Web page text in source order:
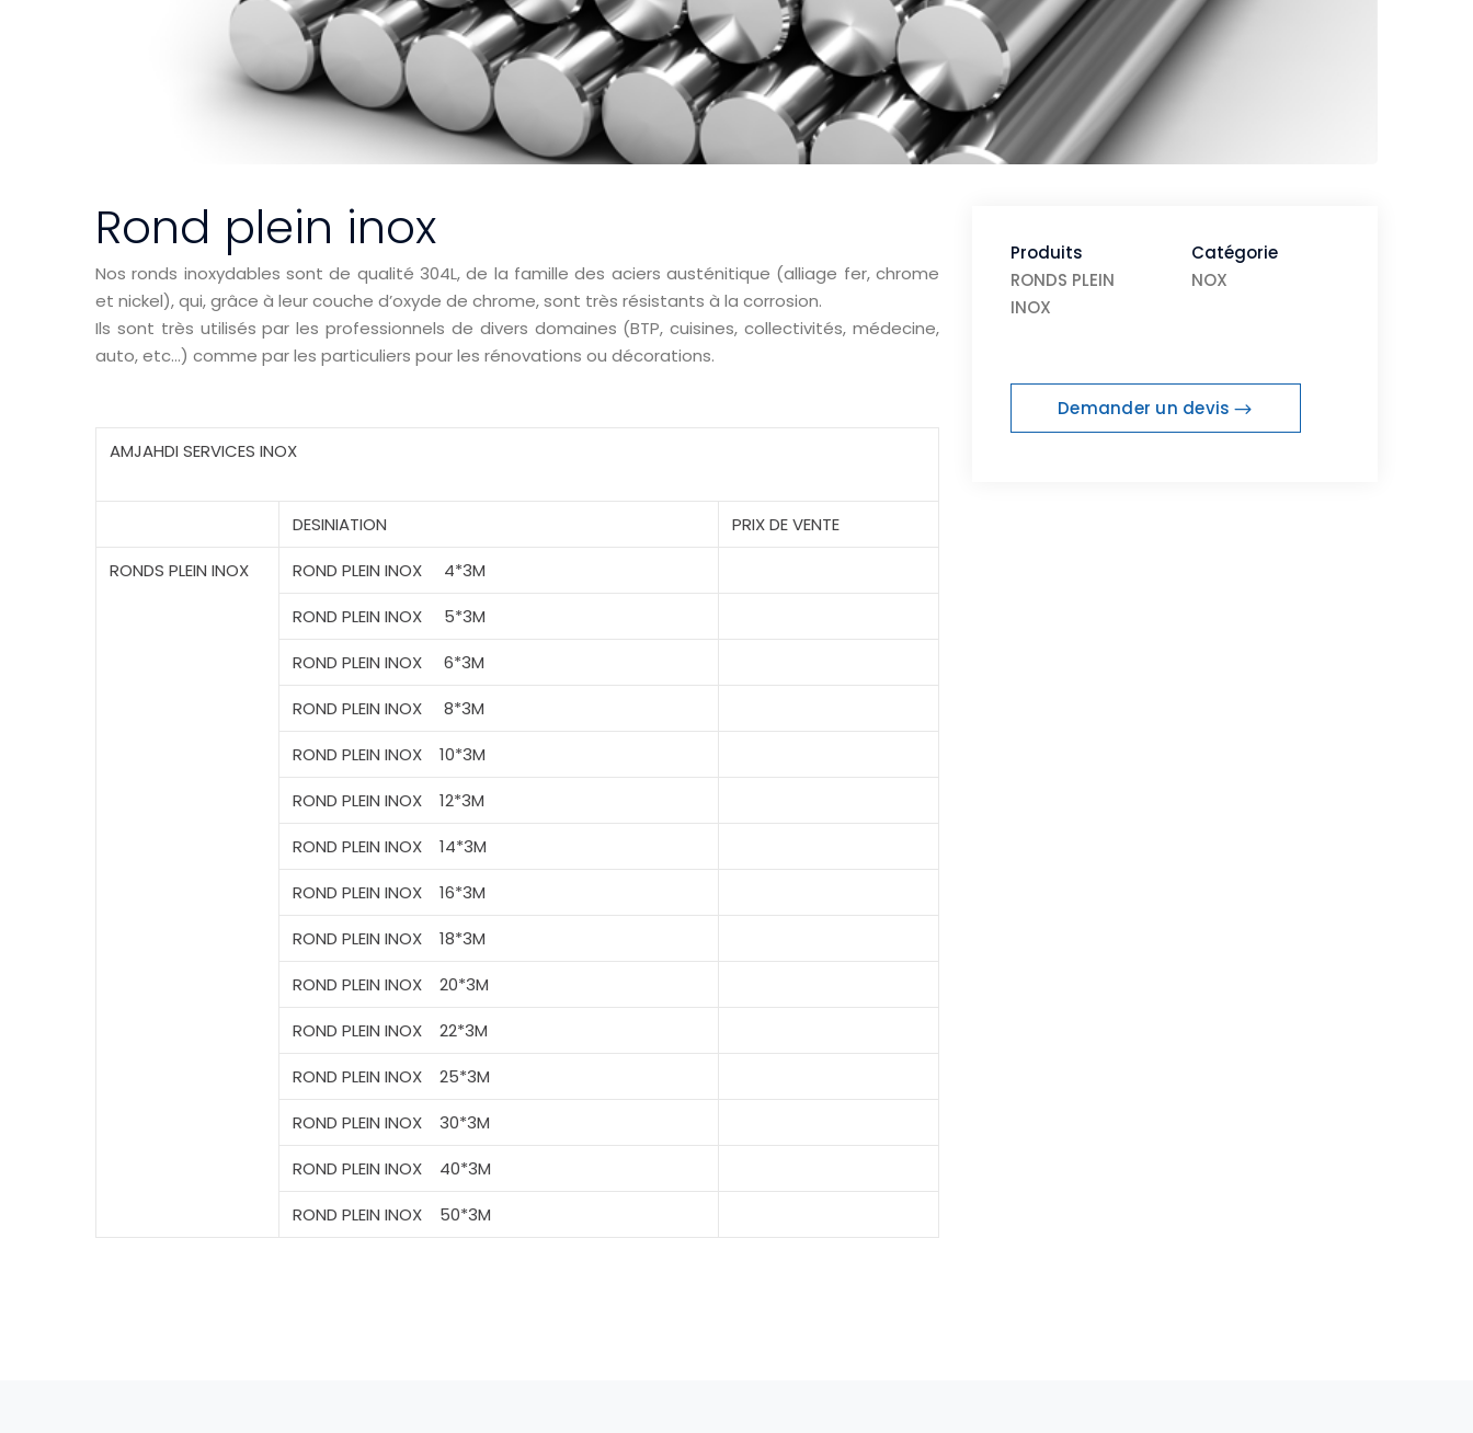
Rond plein inox
Nos ronds inoxydables sont de qualité 304L, de la famille des aciers austénitique (alliage fer, chrome
et nickel), qui, grâce à leur couche d’oxyde de chrome, sont très résistants à la corrosion.
Ils sont très utilisés par les professionnels de divers domaines (BTP, cuisines, collectivités, médecine,
auto, etc…) comme par les particuliers pour les rénovations ou décorations.
AMJAHDI SERVICES INOX
DESINIATION
PRIX DE VENTE
RONDS PLEIN INOX ROND PLEIN INOX
4*3M
ROND PLEIN INOX
5*3M
ROND PLEIN INOX
6*3M
ROND PLEIN INOX
8*3M
ROND PLEIN INOX
10*3M
ROND PLEIN INOX
12*3M
ROND PLEIN INOX
14*3M
ROND PLEIN INOX
16*3M
ROND PLEIN INOX
18*3M
ROND PLEIN INOX
20*3M
ROND PLEIN INOX
22*3M
ROND PLEIN INOX
25*3M
ROND PLEIN INOX
30*3M
ROND PLEIN INOX
40*3M
ROND PLEIN INOX 50*3M
Produits
RONDS PLEIN
INOX
Catégorie
NOX
Demander un devis